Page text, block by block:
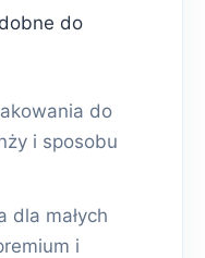
do
do
i sposobu
dla małych
i